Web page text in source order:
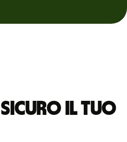
sicuro il tuo